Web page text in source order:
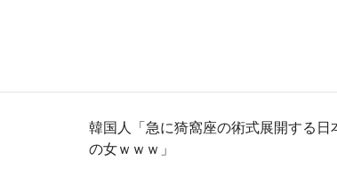
韓国人「急に猗窩座の術式展開する日
の女ｗｗｗ」